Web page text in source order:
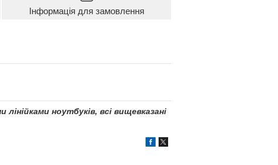
Інформація для замовлення
ноутбуків, всі вищевказані